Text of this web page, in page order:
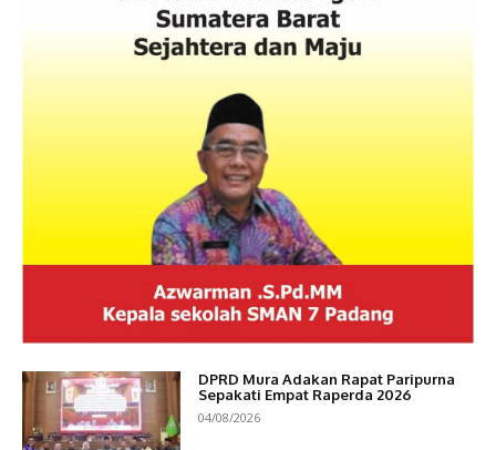
DPRD Mura Adakan Rapat Paripurna
Sepakati Empat Raperda 2026
04/08/2026